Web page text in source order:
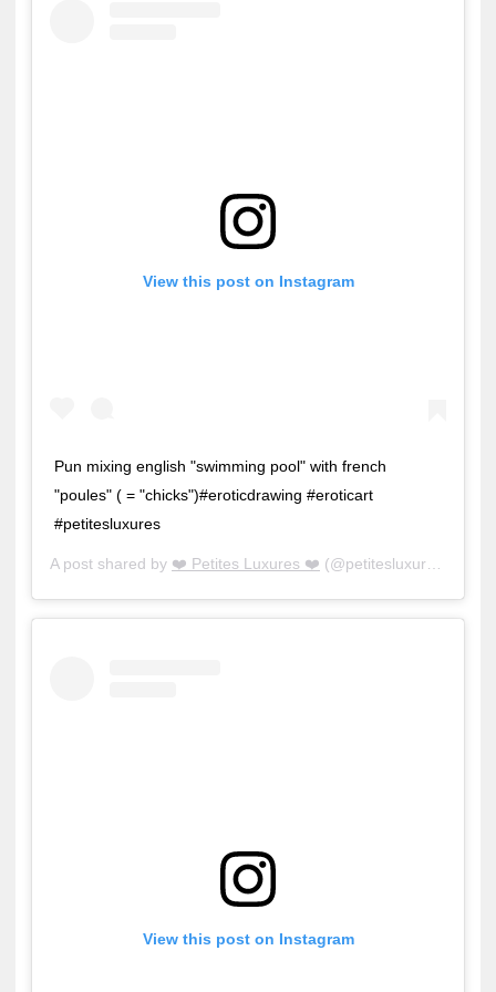
View this post on Instagram
Pun mixing english "swimming pool" with french
"poules" ( = "chicks")#eroticdrawing #eroticart
#petitesluxures
A post shared by ❤️ Petites Luxures ❤️ (@petitesluxures) on
View this post on Instagram